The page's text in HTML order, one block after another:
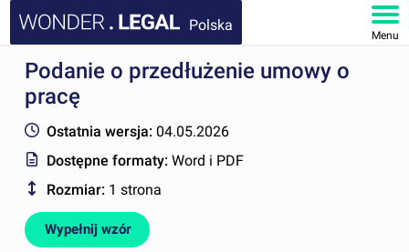
Polska
Menu
STRONA GŁÓWNA
FAQ
MOJE KONTO
Podanie o przedłużenie umowy o
pracę
Ostatnia wersja: 04.05.2026
Dostępne formaty:Word i PDF
Rozmiar: 1 strona
Wypełnij wzór